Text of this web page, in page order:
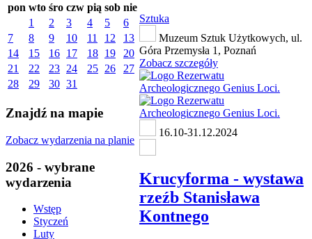
pon wto śro czw pią sob nie
1
2 3 4 5
6
7
8 9 10 11 12
13
14
15 16 17 18 19
20
21
22 23 24 25 26
27
28
29 30 31
Znajdź na mapie
Zobacz wydarzenia na planie
2026 - wybrane
wydarzenia
Wstęp
Styczeń
Luty
Sztuka
Muzeum Sztuk Użytkowych, ul.
Góra Przemysła 1, Poznań
Zobacz szczegóły
16.10-31.12.2024
Krucyforma - wystawa
rzeźb Stanisława
Kontnego